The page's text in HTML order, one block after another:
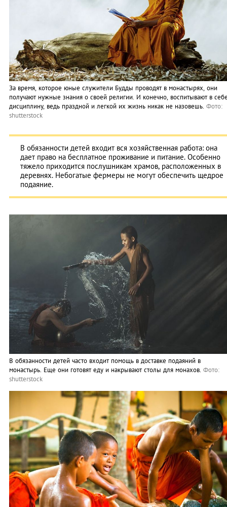
За время, которое юные служители Будды проводят в монастырях, они
получают нужные знания о своей религии. И конечно, воспитывают в
дисциплину, ведь праздной и легкой их жизнь никак не назовешь. Фото:
shutterstock
В обязанности детей входит вся хозяйственная работа: она
дает право на бесплатное проживание и питание. Особенно
тяжело приходится послушникам храмов, расположенных в
деревнях. Небогатые фермеры не могут обеспечить щедрое
подаяние.
В обязанности детей часто входит помощь в доставке подаяний в
монастырь. Еще они готовят еду и накрывают столы для монахов. Фото:
shutterstock